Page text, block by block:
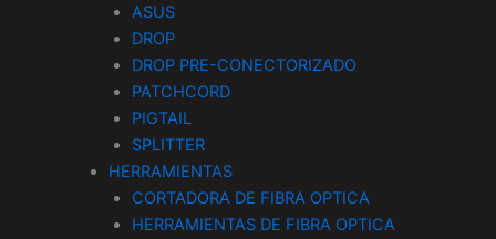
ASUS
DROP
DROP PRE-CONECTORIZADO
PATCHCORD
PIGTAIL
SPLITTER
HERRAMIENTAS
CORTADORA DE FIBRA OPTICA
HERRAMIENTAS DE FIBRA OPTICA